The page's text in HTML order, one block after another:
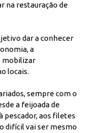
na restauração de
dar a conhecer
a
mobilizar
locais.
sempre com o
a feijoada de
pescador, aos filetes
difícil vai ser mesmo